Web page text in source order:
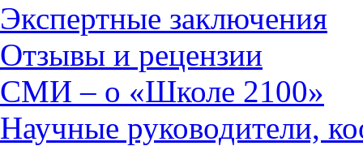
Экспертные заключения
Отзывы и рецензии
СМИ – о «Школе 2100»
Научные руководители,